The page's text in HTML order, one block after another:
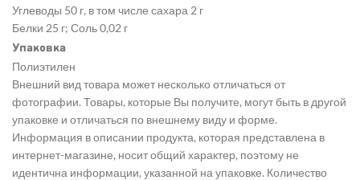
Углеводы 50 г, в том числе сахара 2 г
Белки 25 г; Соль 0,02 г
Упаковка
Полиэтилен
Внешний вид товара может несколько отличаться от
фотографии. Товары, которые Вы получите, могут быть в другой
упаковке и отличаться по внешнему виду и форме.
Информация в описании продукта, которая представлена в
интернет-магазине, носит общий характер, поэтому не
идентична информации, указанной на упаковке. Количество